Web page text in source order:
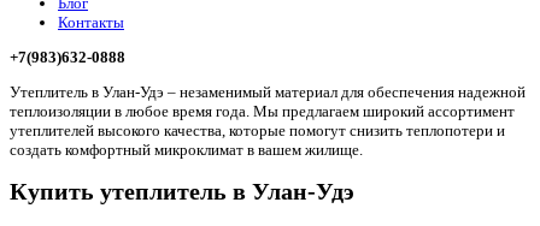
Контакты
+7(983)632-0888
Утеплитель в Улан-Удэ – незаменимый материал для обеспечения надежной
теплоизоляции в любое время года. Мы предлагаем широкий ассортимент
утеплителей высокого качества, которые помогут снизить теплопотери и
создать комфортный микроклимат в вашем жилище.
Купить утеплитель в Улан-Удэ